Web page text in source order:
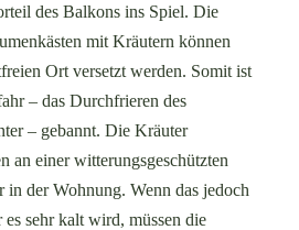
des Balkons ins Spiel. Die
mit Kräutern können
Ort versetzt werden. Somit ist
– das Durchfrieren des
– gebannt. Die Kräuter
an einer witterungsgeschützten
in der Wohnung. Wenn das jedoch
sehr kalt wird, müssen die